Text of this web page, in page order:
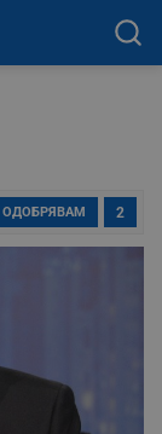
2
ОДОБРЯВАМ